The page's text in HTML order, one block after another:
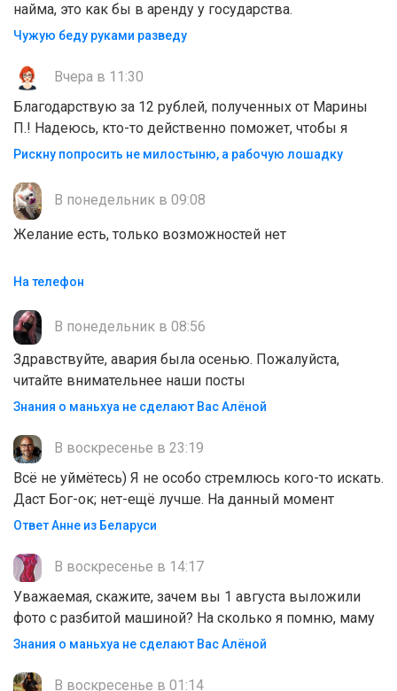
найма, это как бы в аренду у государства.
Чужую беду руками разведу
Вчера в 11:30
Благодарствую за 12 рублей, полученных от Марины
П.! Надеюсь, кто-то действенно поможет, чтобы я
Рискну попросить не милостыню, а рабочую лошадку
В понедельник в 09:08
Желание есть, только возможностей нет
На телефон
В понедельник в 08:56
Здравствуйте, авария была осенью. Пожалуйста,
читайте внимательнее наши посты
Знания о маньхуа не сделают Вас Алëной
В воскресенье в 23:19
Всё не уймётесь) Я не особо стремлюсь кого-то искать.
Даст Бог-ок; нет-ещё лучше. На данный момент
Ответ Анне из Беларуси
В воскресенье в 14:17
Уважаемая, скажите, зачем вы 1 августа выложили
фото с разбитой машиной? На сколько я помню, маму
Знания о маньхуа не сделают Вас Алëной
В воскресенье в 01:14